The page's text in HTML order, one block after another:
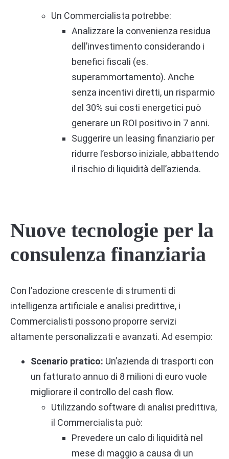
Un Commercialista potrebbe:
Analizzare la convenienza residua
dell’investimento considerando i
benefici fiscali (es.
superammortamento). Anche
senza incentivi diretti, un risparmio
del 30% sui costi energetici può
generare un ROI positivo in 7 anni.
Suggerire un leasing finanziario per
ridurre l’esborso iniziale, abbattendo
il rischio di liquidità dell’azienda.
Nuove tecnologie per la
consulenza finanziaria
Con l’adozione crescente di strumenti di
intelligenza artificiale e analisi predittive, i
Commercialisti possono proporre servizi
altamente personalizzati e avanzati. Ad esempio:
Scenario pratico: Un’azienda di trasporti con
un fatturato annuo di 8 milioni di euro vuole
migliorare il controllo del cash flow.
Utilizzando software di analisi predittiva,
il Commercialista può:
Prevedere un calo di liquidità nel
mese di maggio a causa di un